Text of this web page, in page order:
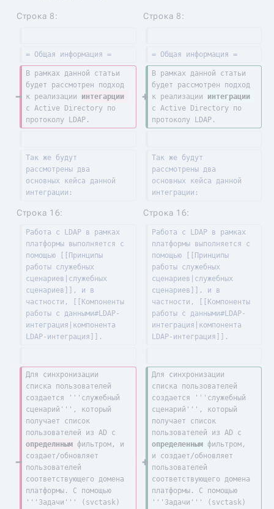
н
я
р
Строка 8: Строка 8:
= Общая информация = = Общая информация =
В рамках данной статьи
будет рассмотрен подход
к реализации интегарции
с Active Directory по
протоколу LDAP.
В рамках данной статьи
будет рассмотрен подход
к реализации интеграции
с Active Directory по
протоколу LDAP.
Так же будут
рассмотрены два
основных кейса данной
интеграции:
Так же будут
рассмотрены два
основных кейса данной
интеграции:
Строка 16: Строка 16:
Работа с LDAP в рамках
платформы выполняется с
помощью [[Принципы
работы служебных
сценариев|служебных
сценариев]], и в
частности, [[Компоненты
работы с данными#LDAP-
интеграция|компонента
LDAP-интеграция]].
Работа с LDAP в рамках
платформы выполняется с
помощью [[Принципы
работы служебных
сценариев|служебных
сценариев]], и в
частности, [[Компоненты
работы с данными#LDAP-
интеграция|компонента
LDAP-интеграция]].
Для синхронизации
списка пользователей
создается '''служебный
сценарий''', который
получает список
пользователей из AD с
определнным фильтром, и
создает/обновляет
пользователей
соответствующего домена
платформы. С помощью
'''Задачи''' (svctask)
Для синхронизации
списка пользователей
создается '''служебный
сценарий''', который
получает список
пользователей из AD с
определенным фильтром,
и создает/обновляет
пользователей
соответствующего домена
платформы. С помощью
'''Задачи''' (svctask)